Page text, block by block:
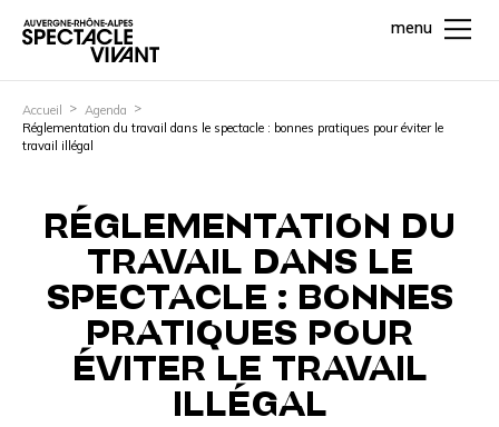
menu
Accueil
Agenda
Réglementation du travail dans le spectacle : bonnes pratiques pour éviter le
travail illégal
RÉGLEMENTATION DU
TRAVAIL DANS LE
SPECTACLE : BONNES
PRATIQUES POUR
ÉVITER LE TRAVAIL
ILLÉGAL